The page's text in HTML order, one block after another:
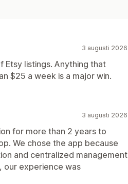
3 augusti 2026
listings. Anything that
$25 a week is a major win.
3 augusti 2026
for more than 2 years to
We chose the app because
and centralized management
experience was